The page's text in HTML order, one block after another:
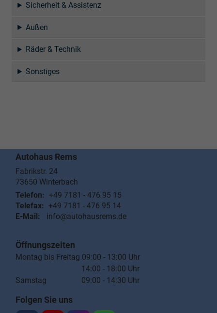
Sicherheit & Assistenz
Außen
Räder & Technik
Sonstiges
Autohaus Rems
Fabrikstr. 24
73650 Winterbach
Telefon: +49 7181 - 476 95 15
Telefax: +49 7181 - 476 95 14
E-Mail:
info@autohausrems.de
Öffnungszeiten
Montag bis Freitag 09:00 - 13:00 Uhr
14:00 - 18:00 Uhr
Samstag 09:00 - 14:30 Uhr
Folgen Sie uns